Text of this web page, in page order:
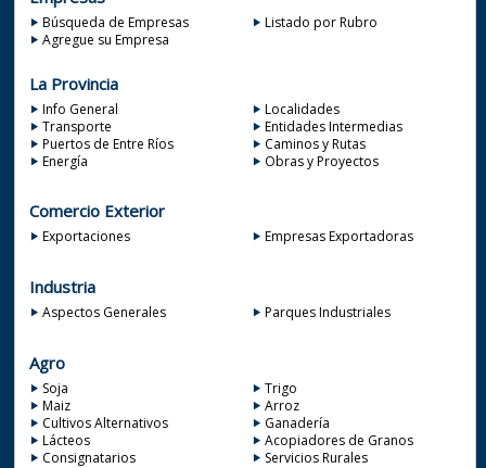
Búsqueda de Empresas
Listado por Rubro
Agregue su Empresa
La Provincia
Info General
Localidades
Transporte
Entidades Intermedias
Puertos de Entre Ríos
Caminos y Rutas
Energía
Obras y Proyectos
Comercio Exterior
Exportaciones Empresas Exportadoras
Industria
Aspectos Generales Parques Industriales
Agro
Soja
Trigo
Maiz
Arroz
Cultivos Alternativos
Ganadería
Lácteos
Acopiadores de Granos
Consignatarios
Servicios Rurales